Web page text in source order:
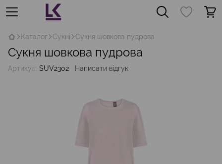
Каталог Сукні Сукня шовкова пудрова
Сукня шовкова пудрова
Артикул: SUV2302 Написати відгук